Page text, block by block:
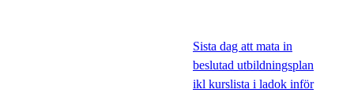
Sista dag att mata in
beslutad utbildningsplan
ikl kurslista i ladok inför